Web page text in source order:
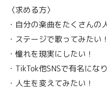
〈求める方〉
・自分の楽曲をたくさんの
・ステージで歌ってみたい！
・憧れを現実にしたい！
・TikTok他SNSで有名にな
・人生を変えてみたい！